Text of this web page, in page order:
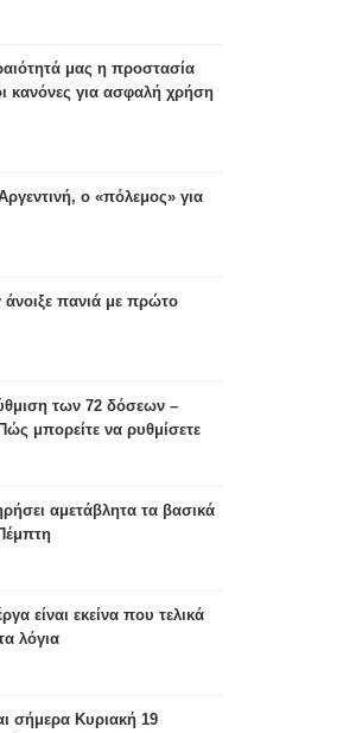
μας η προστασία
κανόνες για ασφαλή χρήση
ο «πόλεμος» για
πανιά με πρώτο
των 72 δόσεων –
μπορείτε να ρυθμίσετε
αμετάβλητα τα βασικά
είναι εκείνα που τελικά
λόγια
σήμερα Κυριακή 19